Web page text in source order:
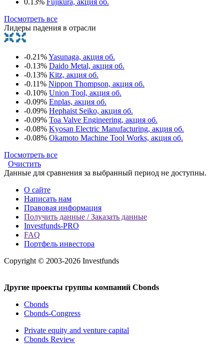
Посмотреть все
Лидеры падения в отрасли
-0.21%Yasunaga, акция об.
-0.13% Daido Metal, акция об.
-0.13% Kitz, акция об.
-0.11% Nippon Thompson, акция об.
-0.10% Union Tool, акция об.
-0.09% Enplas, акция об.
-0.09% Hephaist Seiko, акция об.
-0.09% Toa Valve Engineering, акция об.
-0.08% Kyosan Electric Manufacturing, акция об.
-0.08% Okamoto Machine Tool Works, акция об.
Посмотреть все
Очистить
Данные для сравнения за выбранный период не доступны.
О сайте
Написать нам
Правовая информация
Получить данные / Заказать данные
Investfunds-PRO
FAQ
Портфель инвестора
Copyright © 2003-2026 Investfunds
Другие проекты группы компаний Cbonds
Cbonds
Cbonds-Congress
Private equity and venture capital
Cbonds Review